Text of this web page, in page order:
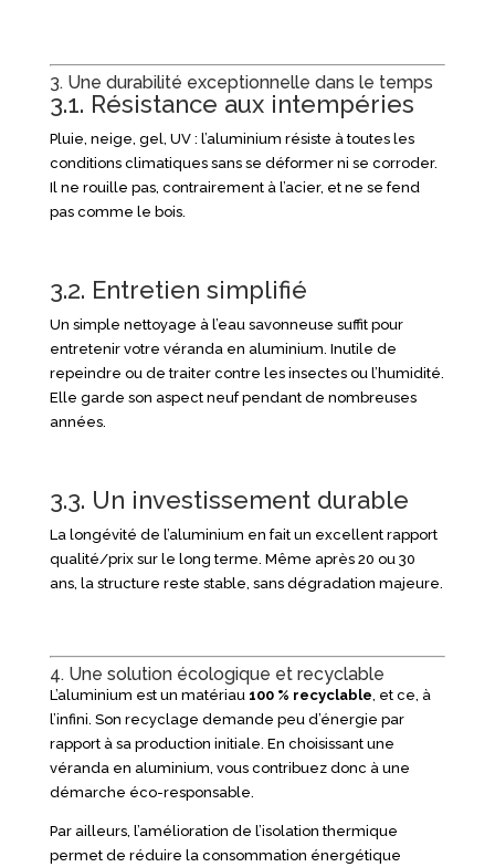
3. Une durabilité exceptionnelle dans le temps
3.1. Résistance aux intempéries
Pluie, neige, gel, UV : l’aluminium résiste à toutes les
conditions climatiques sans se déformer ni se corroder.
Il ne rouille pas, contrairement à l’acier, et ne se fend
pas comme le bois.
3.2. Entretien simplifié
Un simple nettoyage à l’eau savonneuse suffit pour
entretenir votre véranda en aluminium. Inutile de
repeindre ou de traiter contre les insectes ou l’humidité.
Elle garde son aspect neuf pendant de nombreuses
années.
3.3. Un investissement durable
La longévité de l’aluminium en fait un excellent rapport
qualité/prix sur le long terme. Même après 20 ou 30
ans, la structure reste stable, sans dégradation majeure.
4. Une solution écologique et recyclable
L’aluminium est un matériau 100 % recyclable , et ce, à
l’infini. Son recyclage demande peu d’énergie par
rapport à sa production initiale. En choisissant une
véranda en aluminium, vous contribuez donc à une
démarche éco-responsable.
Par ailleurs, l’amélioration de l’isolation thermique
permet de réduire la consommation énergétique